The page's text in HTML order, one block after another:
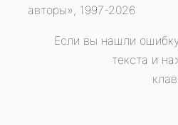
авторы», 1997-2026
Если вы нашли
текста и